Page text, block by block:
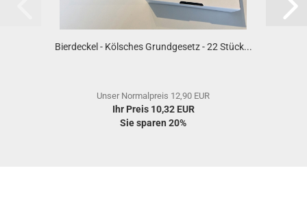
Bierdeckel - Kölsches Grundgesetz - 22 Stück...
Unser Normalpreis 12,90 EUR
Ihr Preis 10,32 EUR
Sie sparen 20%